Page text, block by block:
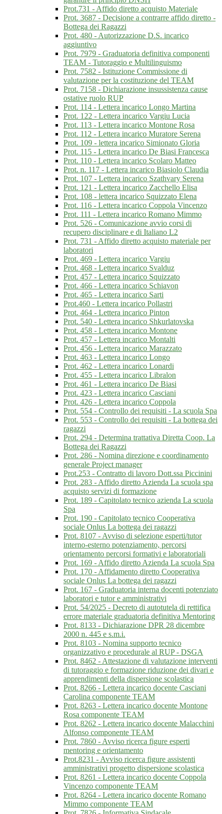
Prot.731 - Affido diretto acquisto Materiale
Prot. 3687 - Decisione a contrarre affido diretto -
Bottega dei Ragazzi
Prot. 480 - Autorizzazione D.S. incarico
aggiuntivo
Prot. 7979 - Graduatoria definitiva componenti
TEAM - Tutoraggio e Multilinguismo
Prot. 7582 - Istituzione Commissione di
valutazione per la costituzione del TEAM
Prot. 7158 - Dichiarazione insussistenza cause
ostative ruolo RUP
Prot. 114 - Lettera incarico Longo Martina
Prot. 122 - Lettera incarico Vargiu Lucia
Prot. 113 - Lettera incarico Montone Rosa
Prot. 112 - Lettera incarico Muratore Serena
Prot. 109 - lettera incarico Simionato Gloria
Prot. 115 - Lettera incarico De Biasi Francesca
Prot. 110 - Lettera incarico Scolaro Matteo
Prot. n. 117 - Lettera incarico Biasiolo Claudia
Prot. 107 - Lettera incarico Szathvary Serena
Prot. 121 - Lettera incarico Zacchello Elisa
Prot. 108 - lettera incarico Squizzato Elena
Prot. 116 - Lettera incarico Coppola Vincenzo
Prot. 111 - Lettera incarico Romano Mimmo
Prot. 526 - Comunicazione avvio corsi di
recupero disciplinare e di Italiano L2
Prot. 731 - Affido diretto acquisto materiale per
laboratori
Prot. 469 - Lettera incarico Vargiu
Prot. 468 - Lettera incarico Svalduz
Prot. 457 - Lettera incarico Squizzato
Prot. 466 - Lettera incarico Schiavon
Prot. 465 - Lettera incarico Sarti
Prot.460 - Lettera incarico Pollastri
Prot. 464 - Lettera incarico Pinton
Prot. 540 - Lettera incarico Shkurlatovska
Prot. 458 - Lettera incarico Montone
Prot. 457 - Lettera incarico Montalti
Prot. 456 - Lettera incarico Marazzato
Prot. 463 - Lettera incarico Longo
Prot. 462 - Lettera incarico Lonardi
Prot. 455 - Lettera incarico Libralon
Prot. 461 - Lettera incarico De Biasi
Prot. 423 - Lettera incarico Casciani
Prot. 426 - Lettera incarico Coppola
Prot. 554 - Controllo dei requisiti - La scuola Spa
Prot. 553 - Controllo dei requisiti - La bottega dei
ragazzi
Prot. 294 - Determina trattativa Diretta Coop. La
Bottega dei Ragazzi
Prot. 286 - Nomina direzione e coordinamento
generale Project manager
Prot.253 - Contratto di lavoro Dott.ssa Piccinini
Prot. 283 - Affido diretto Azienda La scuola spa
acquisto servizi di formazione
Prot. 189 - Capitolato tecnico azienda La scuola
Spa
Prot. 190 - Capitolato tecnico Cooperativa
sociale Onlus La bottega dei ragazzi
Prot. 8107 - Avviso di selezione esperti/tutor
interno-esterno potenziamento, percorsi
orientamento percorsi formativi e laboratoriali
Prot. 169 - Affido diretto Azienda La scuola Spa
Prot. 170 - Affidamento diretto Cooperativa
sociale Onlus La bottega dei ragazzi
Prot. 167 - Graduatoria interna docenti potenziato
laboratori e tutor e amministrativi
Prot. 54/2025 - Decreto di autotutela di rettifica
errore materiale graduatoria definitiva Mentoring
Prot. 8133 - Dichiarazione DPR 28 dicembre
2000 n. 445 e s.m.i.
Prot. 8103 - Nomina supporto tecnico
organizzativo e procedurale al RUP - DSGA
Prot. 8462 - Attestazione di valutazione interventi
di tutoraggio e formazione riduzione dei divari e
apprendimenti della dispersione scolastica
Prot. 8266 - Lettera incarico docente Casciani
Carolina componente TEAM
Prot. 8263 - Lettera incarico docente Montone
Rosa componente TEAM
Prot. 8262 - Lettera incarico docente Malacchini
Alfonso componente TEAM
Prot. 7860 - Avviso ricerca figure esperti
mentoring e orientamento
Prot.8231 - Avviso ricerca figure assistenti
amministrativi progetto dispersione scolastica
Prot. 8261 - Lettera incarico docente Coppola
Vincenzo componente TEAM
Prot. 8264 - Lettera incarico docente Romano
Mimmo componente TEAM